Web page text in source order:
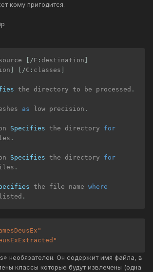
кому пригодится.
[/E : destination
[/C : classes
the directory to be processed .
as low precision .
Specifies the directory for
.
Specifies the directory for
.
the file name where
.
необязателен. Он содержит имя файла, в
классы которые будут извлечены (одна